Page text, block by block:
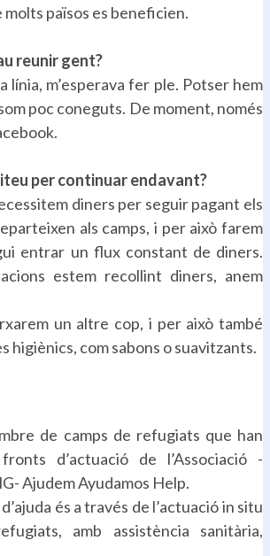
molts països es beneficien.
reunir gent?
línia, m’esperava fer ple. Potser hem
poc coneguts. De moment, només
per continuar endavant?
diners per seguir pagant els
als camps, i per això farem
entrar un flux constant de diners.
estem recollint diners, anem
un altre cop, i per això també
higiènics, com sabons o suavitzants.
de camps de refugiats que han
d’actuació de l’Associació -
Ajudem Ayudamos Help.
és a través de l’actuació in situ
amb assistència sanitària,